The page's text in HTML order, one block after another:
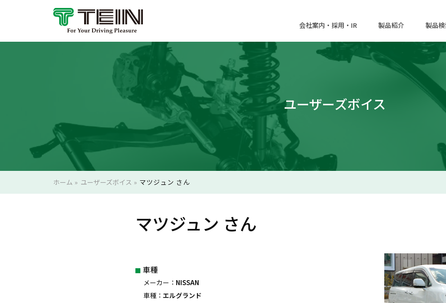
会社案内・採用・IR 製品紹介 製品
ユーザーズボイス
ホーム » ユーザーズボイス » マツジュン さん
マツジュン さん
車種
メーカー： NISSAN
車種： エルグランド